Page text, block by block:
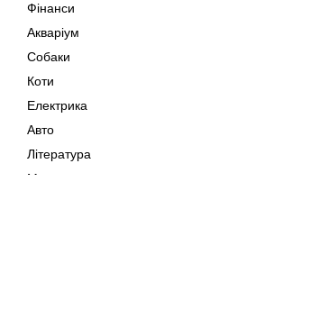
Фінанси
Акваріум
Собаки
Коти
Електрика
Авто
Література
Музика